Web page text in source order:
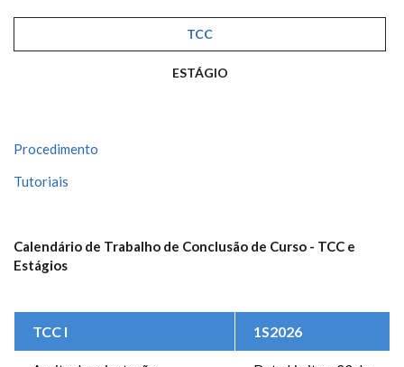
TCC
ESTÁGIO
Procedimento
Tutoriais
Calendário de Trabalho de Conclusão de Curso - TCC e
Estágios
TCC I 1S2026